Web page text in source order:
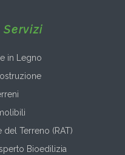
Servizi
in Legno
Terreno (RAT)
Bioedilizia